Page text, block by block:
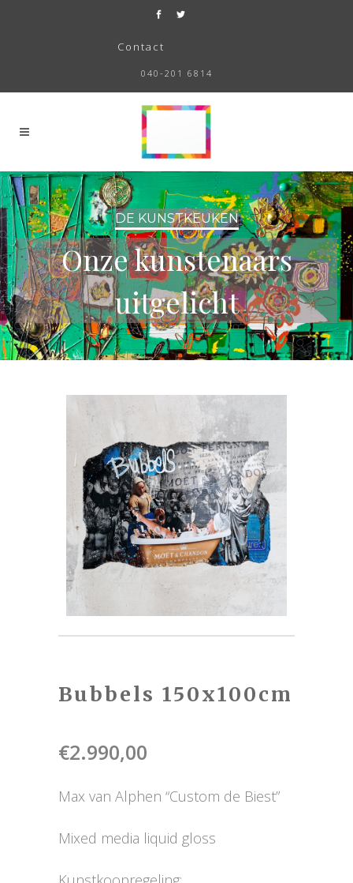
Contact
040-201 6814
DE KUNSTKEUKEN
Onze kunstenaars
uitgelicht
Bubbels 150x100cm
€2.990,00
Max van Alphen “Custom de Biest”
Mixed media liquid gloss